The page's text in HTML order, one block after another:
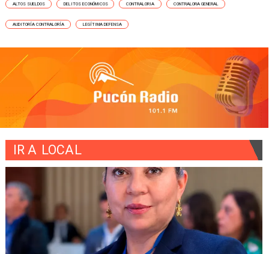
ALTOS SUELDOS DELITOS ECONÓMICOS CONTRALORIA CONTRALORA GENERAL
AUDITORÍA CONTRALORÍA LEGÍTIMA DEFENSA
IR A LOCAL